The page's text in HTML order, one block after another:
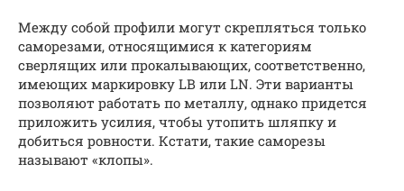
Между собой профили могут скрепляться только
саморезами, относящимися к категориям
сверлящих или прокалывающих, соответственно,
имеющих маркировку LB или LN. Эти варианты
позволяют работать по металлу, однако придется
приложить усилия, чтобы утопить шляпку и
добиться ровности. Кстати, такие саморезы
называют «клопы».